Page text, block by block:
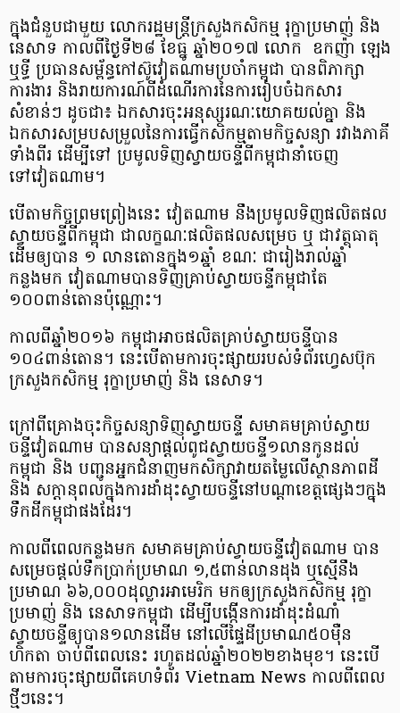
ក្នុងជំនួបជាមួយ លោករដ្ឋមន្រ្តីក្រសួងកសិកម្ម រុក្ខាប្រមាញ់ និង
នេសាទ កាលពីថ្ងៃទី២៨ ខែធ្នូ ឆ្នាំ២០១៧ លោក ឧកញ៉ា ឡេង
ឬទ្ធី ប្រធានសម្ព័ន្ធកៅស៊ូវៀតណាមប្រចាំកម្ពុជា បានពិភាក្សា
ការងារ និងរាយការណ៍ពីដំណើរការនៃការរៀបចំឯកសារ
សំខាន់ៗ ដូចជា៖ ឯកសារចុះអនុស្សរណៈយោគយល់គ្នា និង
ឯកសារសម្របសម្រួលនៃការធ្វើកសិកម្មតាមកិច្ចសន្យា រវាងភាគី
ទាំងពីរ ដើម្បីទៅ ប្រមូលទិញស្វាយចន្ទីពីកម្ពុជានាំចេញ
ទៅវៀតណាម។
បើតាមកិច្ចព្រមព្រៀងនេះ វៀតណាម នឹងប្រមូលទិញផលិតផល
ស្វាយចន្ទីពីកម្ពុជា ជាលក្ខណៈផលិតផលសម្រេច ឬ ជាវត្ថុធាតុ
ដើមឲ្យបាន ១ លានតោនក្នុង១ឆ្នាំ ខណៈ ជារៀងរាល់ឆ្នាំ
កន្លងមក វៀតណាមបានទិញគ្រាប់ស្វាយចន្ទីកម្ពុជាតែ
១០០ពាន់តោនប៉ុណ្ណោះ។
កាលពីឆ្នាំ២០១៦ កម្ពុជា​អាចផលិតគ្រាប់ស្វាយចន្ទីបាន
១០៤ពាន់តោន។ នេះបើតាមការចុះផ្សាយរបស់ទំព័រហ្វេសប៊ុក
ក្រសួងកសិកម្ម រុក្ខាប្រមាញ់ និង នេសាទ។
ក្រៅពីគ្រោងចុះកិច្ចសន្យាទិញស្វាយចន្ទី សមាគមគ្រាប់ស្វាយ
ចន្ទីវៀតណាម បានសន្យាផ្តល់ពូជស្វាយចន្ទី១លានកូនដល់
កម្ពុជា និង បញ្ជូនអ្នកជំនាញមកសិក្សាវាយតម្លៃលើស្ថានភាពដី
និង សក្តានុពលក្នុងការដាំដុះស្វាយចន្ទីនៅបណ្តាខេត្តផ្សេងៗក្នុង
ទឹកដីកម្ពុជាផងដែរ។
កាលពី​​ពេល​​កន្លងមក សមាគមគ្រាប់ស្វាយចន្ទីវៀតណាម បាន
សម្រេចផ្ដល់ទឹកប្រាក់ប្រមាណ ១,៥ពាន់លានដុង ឬស្មើនឹង
ប្រមាណ ៦៦,០០០ដុល្លារអាមេរិក មកឲ្យក្រសួងកសិកម្ម រុក្ខា
ប្រមាញ់ និង នេសាទកម្ពុជា ដើម្បីបង្កើនការដាំដុះដំណាំ
ស្វាយចន្ទីឲ្យបាន១លានដើម នៅលើផ្ទៃដីប្រមាណ៥០ម៉ឺន
ហិកតា ចាប់ពីពេលនេះ រហូតដល់ឆ្នាំ២០២២ខាងមុខ។ នេះបើ
តាមការចុះផ្សាយពីគេហទំព័រ Vietnam News កាលពីពេល
ថ្មីៗនេះ។